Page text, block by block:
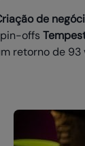
de
offs
retorno de 93